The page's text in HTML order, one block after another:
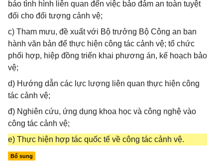
báo tình hình liên quan đến việc bảo đảm an toàn tuyệt
đối cho đối tượng cảnh vệ;
c) Tham mưu, đề xuất với Bộ trưởng Bộ Công an ban
hành văn bản để thực hiện công tác cảnh vệ; tổ chức
phối hợp, hiệp đồng triển khai phương án, kế hoạch bảo
vệ;
d) Hướng dẫn các lực lượng liên quan thực hiện công
tác cảnh vệ;
đ) Nghiên cứu, ứng dụng khoa học và công nghệ vào
công tác cảnh vệ;
e) Thực hiện hợp tác quốc tế về công tác cảnh vệ.
Bổ sung